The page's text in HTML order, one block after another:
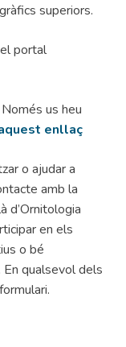
superiors.
portal
us heu
enllaç
o ajudar a
amb la
d’Ornitologia
en els
o bé
En qualsevol dels